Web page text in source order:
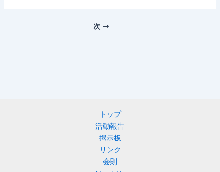
次
トップ
活動報告
掲示板
リンク
会則